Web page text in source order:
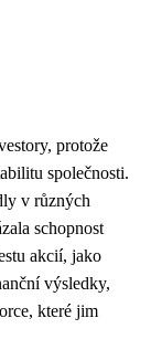
protože
společnosti.
v různých
schopnost
akcií, jako
výsledky,
které jim